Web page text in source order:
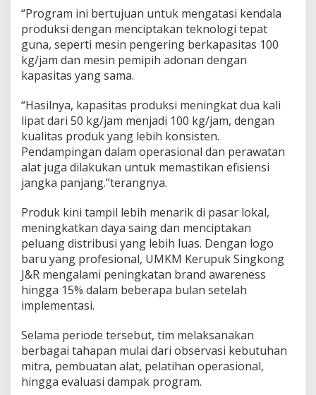
D
e
s
a
D
u
w
t
d
e
n
g
a
n
n
o
v
a
s
i
T
o
l
o
i
“Program ini bertujuan untuk mengatasi kendala
produksi dengan menciptakan teknologi tepat
guna, seperti mesin pengering berkapasitas 100
kg/jam dan mesin pemipih adonan dengan
kapasitas yang sama.
“Hasilnya, kapasitas produksi meningkat dua kali
lipat dari 50 kg/jam menjadi 100 kg/jam, dengan
kualitas produk yang lebih konsisten.
Pendampingan dalam operasional dan perawatan
alat juga dilakukan untuk memastikan efisiensi
jangka panjang.”terangnya.
Produk kini tampil lebih menarik di pasar lokal,
meningkatkan daya saing dan menciptakan
peluang distribusi yang lebih luas. Dengan logo
baru yang profesional, UMKM Kerupuk Singkong
J&R mengalami peningkatan brand awareness
hingga 15% dalam beberapa bulan setelah
implementasi.
Selama periode tersebut, tim melaksanakan
berbagai tahapan mulai dari observasi kebutuhan
mitra, pembuatan alat, pelatihan operasional,
hingga evaluasi dampak program.